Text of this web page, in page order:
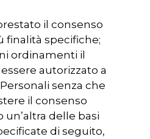
il consenso
finalità specifiche;
ordinamenti il
autorizzato a
senza che
il consenso
un’altra delle basi
di seguito,